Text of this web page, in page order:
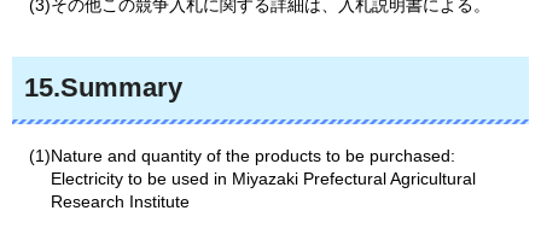
(3)その他この競争入札に関する詳細は、入札説明書による。
15.Summary
(1)Nature and quantity of the products to be purchased:
Electricity to be used in Miyazaki Prefectural Agricultural
Research Institute